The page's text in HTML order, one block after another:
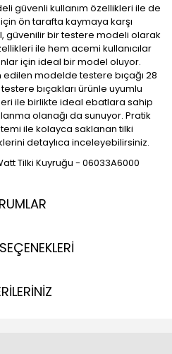
güvenli kullanım özellikleri ile de
ön tarafta kaymaya karşı
güvenilir bir testere modeli olarak
ile hem acemi kullanıcılar
için ideal bir model oluyor.
modelde testere bıçağı 28
bıçakları ürünle uyumlu
ile birlikte ideal ebatlara sahip
olanağı da sunuyor. Pratik
ile kolayca saklanan tilki
detaylıca inceleyebilirsiniz.
Tilki Kuyruğu - 06033A6000